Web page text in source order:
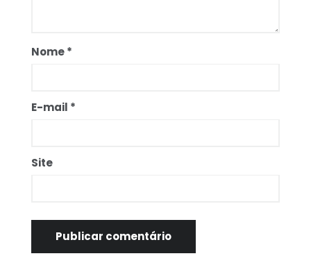
Nome*
E-mail *
Site